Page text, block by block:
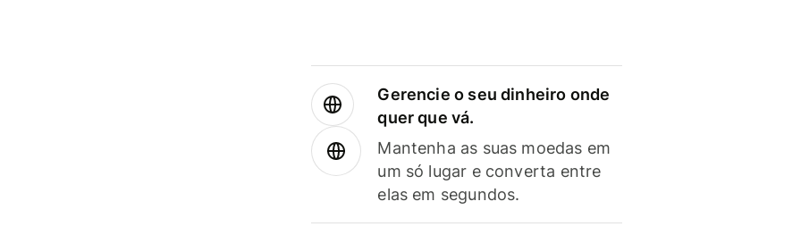
Gerencie o seu dinheiro onde
quer que vá.
Mantenha as suas moedas em
um só lugar e converta entre
elas em segundos.